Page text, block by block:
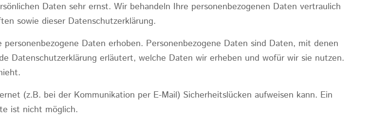
Daten sehr ernst. Wir behandeln Ihre personenbezogenen Daten vertraulich
sowie dieser Datenschutzerklärung.
Daten erhoben. Personenbezogene Daten sind Daten, mit denen
Datenschutzerklärung erläutert, welche Daten wir erheben und wofür wir sie nutzen.
(z.B. bei der Kommunikation per E-Mail) Sicherheitslücken aufweisen kann. Ein
ist nicht möglich.